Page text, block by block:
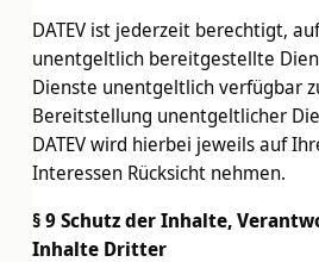
DATEV ist jederzeit berechtigt,
unentgeltlich bereitgestellte
Dienste unentgeltlich verfügbar
Bereitstellung unentgeltlicher
DATEV wird hierbei jeweils auf
Interessen Rücksicht nehmen.
§ 9 Schutz der Inhalte,
Inhalte Dritter